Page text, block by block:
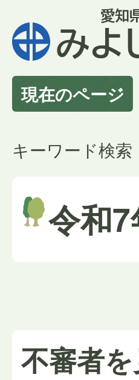
現在のページ
キーワード検索
令和
不審者